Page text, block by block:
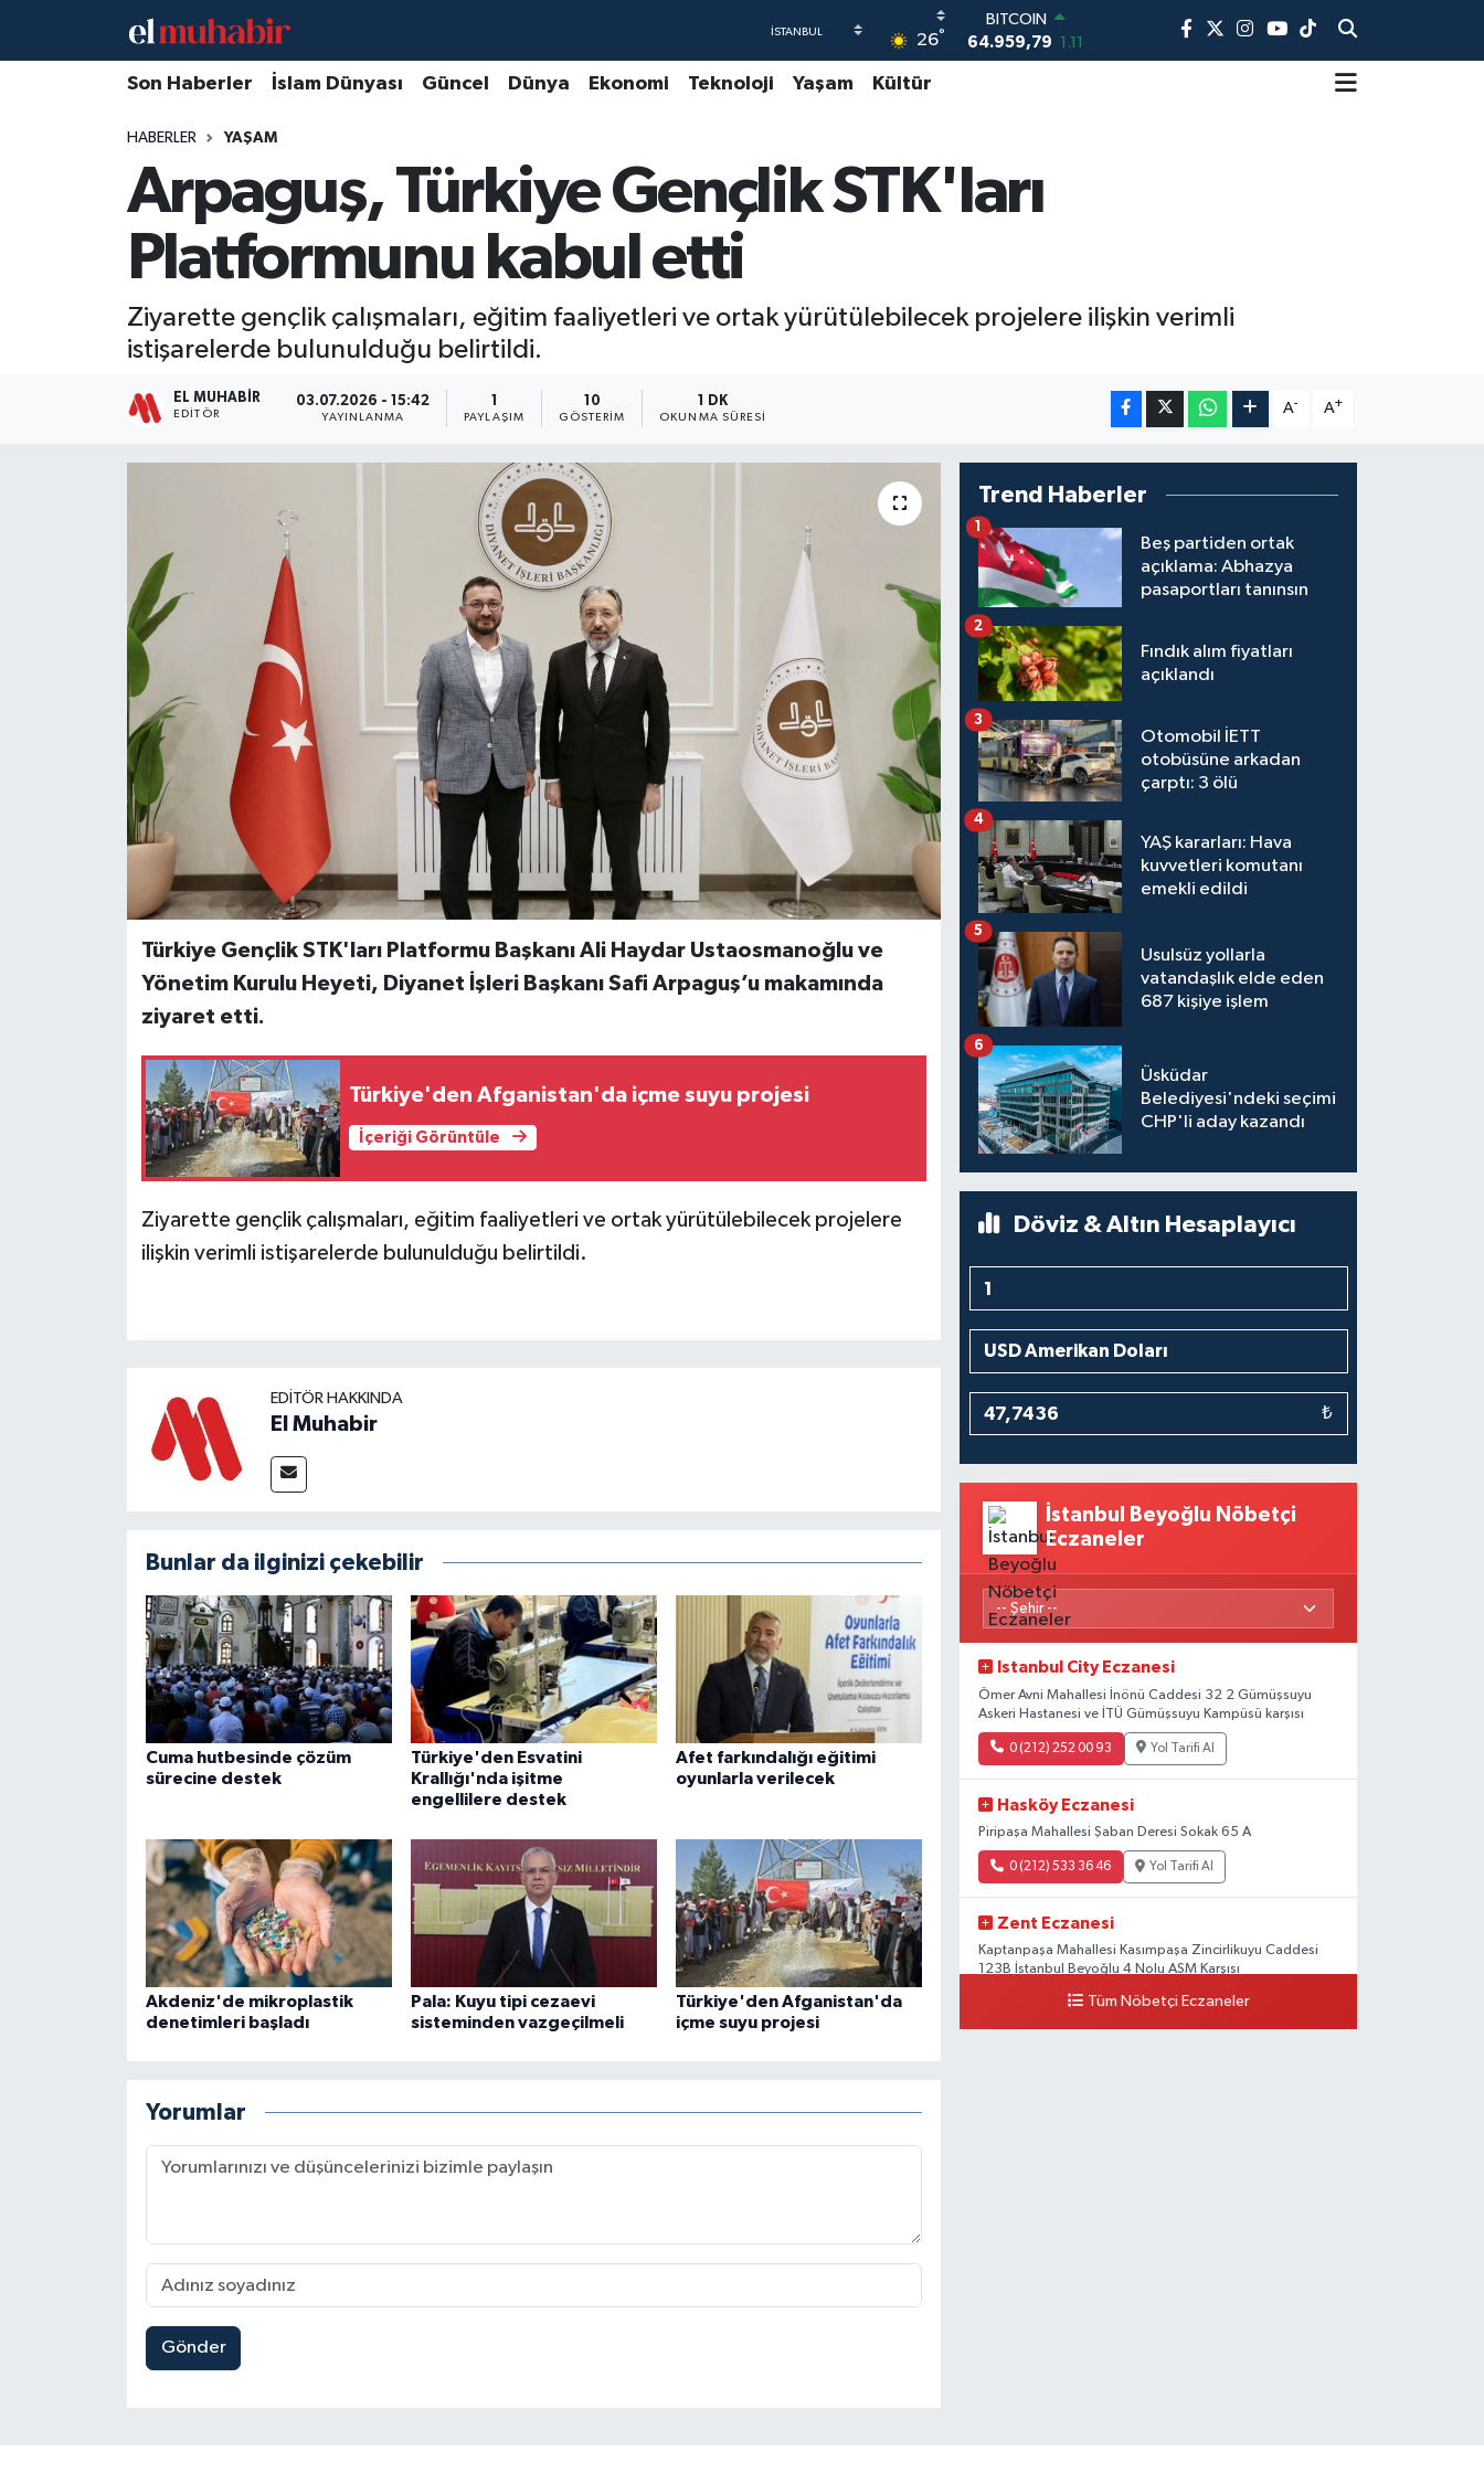
26°
BITCOIN
64.959,79 1.11
DOLAR
64,4811
GRAM ALTIN
Son Haberler İslam Dünyası Güncel Dünya Ekonomi Teknoloji Yaşam Kültür
HABERLER YAŞAM
Arpaguş, Türkiye Gençlik STK'ları
Platformunu kabul etti
Ziyarette gençlik çalışmaları, eğitim faaliyetleri ve ortak yürütülebilecek projelere ilişkin verimli
istişarelerde bulunulduğu belirtildi.
EL MUHABIR
EDITÖR
03.07.2026 - 15:42
YAYINLANMA
1
PAYLAŞIM
10
GÖSTERIM
1 DK
OKUNMA SÜRESI
A- A+
Türkiye Gençlik STK'ları Platformu Başkanı Ali Haydar Ustaosmanoğlu ve
Yönetim Kurulu Heyeti, Diyanet İşleri Başkanı Safi Arpaguş’u makamında
ziyaret etti.
Türkiye'den Afganistan'da içme suyu projesi
İçeriği Görüntüle
Ziyarette gençlik çalışmaları, eğitim faaliyetleri ve ortak yürütülebilecek projelere
ilişkin verimli istişarelerde bulunulduğu belirtildi.
EDITÖR HAKKINDA
El Muhabir
Bunlar da ilginizi çekebilir
Cuma hutbesinde çözüm
sürecine destek
Türkiye'den Esvatini
Krallığı'nda işitme
engellilere destek
Afet farkındalığı eğitimi
oyunlarla verilecek
Akdeniz'de mikroplastik
denetimleri başladı
Pala: Kuyu tipi cezaevi
sisteminden vazgeçilmeli
Türkiye'den Afganistan'da
içme suyu projesi
Yorumlar
Gönder
Trend Haberler
Beş partiden ortak
açıklama: Abhazya
pasaportları tanınsın
1
Fındık alım fiyatları
açıklandı
2
Otomobil İETT
otobüsüne arkadan
çarptı: 3 ölü
3
YAŞ kararları: Hava
kuvvetleri komutanı
emekli edildi
4
Usulsüz yollarla
vatandaşlık elde eden
687 kişiye işlem
5
Üsküdar
Belediyesi'ndeki seçimi
CHP'li aday kazandı
6
Döviz & Altın Hesaplayıcı
₺
İstanbul Beyoğlu Nöbetçi
Eczaneler
Istanbul City Eczanesi
Ömer Avni Mahallesi İnönü Caddesi 32 2 Gümüşsuyu
Askeri Hastanesi ve İTÜ Gümüşsuyu Kampüsü karşısı
0 (212) 252 00 93 Yol Tarifi Al
Hasköy Eczanesi
Piripaşa Mahallesi Şaban Deresi Sokak 65 A
0 (212) 533 36 46 Yol Tarifi Al
Zent Eczanesi
Kaptanpaşa Mahallesi Kasımpaşa Zincirlikuyu Caddesi
123B İstanbul Beyoğlu 4 Nolu ASM Karşısı
0 (212) 297 96 92 Yol Tarifi Al
Tüm Nöbetçi Eczaneler
Hava Durumu
Trafik Durumu
Süper Lig Puan Durumu ve Fikstür
Tüm Manşetler
Son Dakika Haberleri
Haber Arşivi